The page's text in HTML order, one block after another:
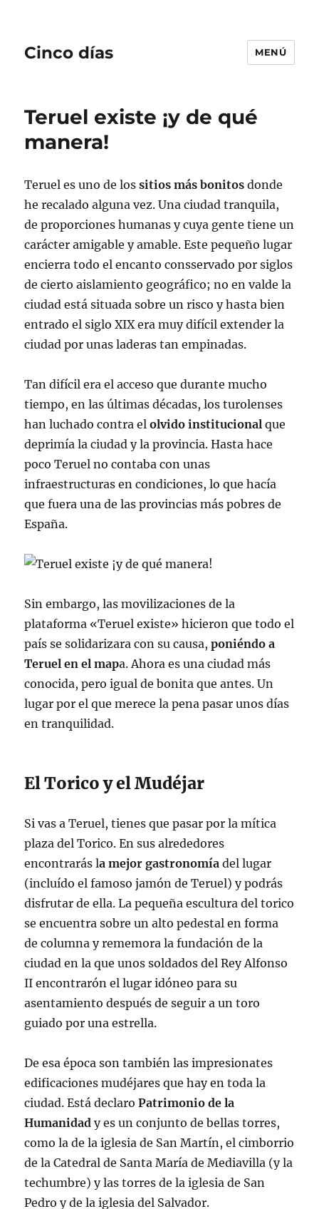
Cinco días MENÚ
Teruel existe ¡y de qué
manera!
Teruel es uno de lossitios más bonitos donde
he recalado alguna vez. Una ciudad tranquila,
de proporciones humanas y cuya gente tiene un
carácter amigable y amable. Este pequeño lugar
encierra todo el encanto consservado por siglos
de cierto aislamiento geográfico; no en valde la
ciudad está situada sobre un risco y hasta bien
entrado el siglo XIX era muy difícil extender la
ciudad por unas laderas tan empinadas.
Tan difícil era el acceso que durante mucho
tiempo, en las últimas décadas, los turolenses
han luchado contra elolvido institucional que
deprimía la ciudad y la provincia. Hasta hace
poco Teruel no contaba con unas
infraestructuras en condiciones, lo que hacía
que fuera una de las provincias más pobres de
España.
Sin embargo, las movilizaciones de la
plataforma «Teruel existe» hicieron que todo el
país se solidarizara con su causa,poniéndo a
Teruel en el mapa. Ahora es una ciudad más
conocida, pero igual de bonita que antes. Un
lugar por el que merece la pena pasar unos días
en tranquilidad.
El Torico y el Mudéjar
Si vas a Teruel, tienes que pasar por la mítica
plaza del Torico. En sus alrededores
encontrarás la mejor gastronomía del lugar
(incluído el famoso jamón de Teruel) y podrás
disfrutar de ella. La pequeña escultura del torico
se encuentra sobre un alto pedestal en forma
de columna y rememora la fundación de la
ciudad en la que unos soldados del Rey Alfonso
II encontrarón el lugar idóneo para su
asentamiento después de seguir a un toro
guiado por una estrella.
De esa época son también las impresionates
edificaciones mudéjares que hay en toda la
ciudad. Está declaroPatrimonio de la
Humanidad y es un conjunto de bellas torres,
como la de la iglesia de San Martín, el cimborrio
de la Catedral de Santa María de Mediavilla (y la
techumbre) y las torres de la iglesia de San
Pedro y de la iglesia del Salvador.